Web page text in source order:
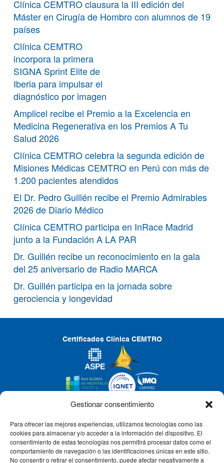
Gestionar consentimiento
Para ofrecer las mejores experiencias, utilizamos tecnologías como las
cookies para almacenar y/o acceder a la información del dispositivo. El
consentimiento de estas tecnologías nos permitirá procesar datos como el
comportamiento de navegación o las identificaciones únicas en este sitio.
No consentir o retirar el consentimiento, puede afectar negativamente a
Clínica CEMTRO clausura la III edición del
Máster en Cirugía de Hombro con alumnos de 19
países
Clínica CEMTRO
incorpora la primera
SIGNA Sprint Elite de
Iberia para impulsar el
diagnóstico por imagen
Amplicel recibe el Premio a la Excelencia en
Medicina Regenerativa en los Premios A Tu
Salud 2026
Clínica CEMTRO celebra la segunda edición de
Misiones Médicas CEMTRO en Perú con más de
1.200 pacientes atendidos
El Dr. Pedro Guillén recibe el Premio Admirables
2026 de Diario Médico
Clínica CEMTRO participa en InRace Madrid
junto a la Fundación A LA PAR
Dr. Guillén recibe un reconocimiento en la gala
del 25 aniversario de Radio MARCA
Dr. Guillén participa en la jornada sobre
gerociencia y longevidad
Certificados Clínica CEMTRO
CLÍNICA CEMTRO
QUIÉNES SOMOS